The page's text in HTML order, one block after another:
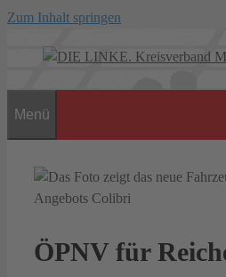
Zum Inhalt springen
Menü
ÖPNV für